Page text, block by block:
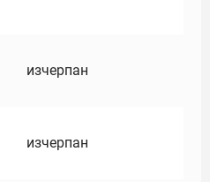
изчерпан
изчерпан